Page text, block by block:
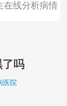
在线分析病情
了吗
医院